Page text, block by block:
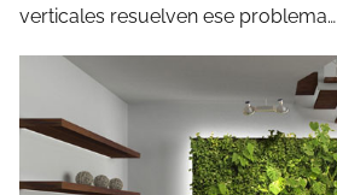
verticales resuelven ese problema…